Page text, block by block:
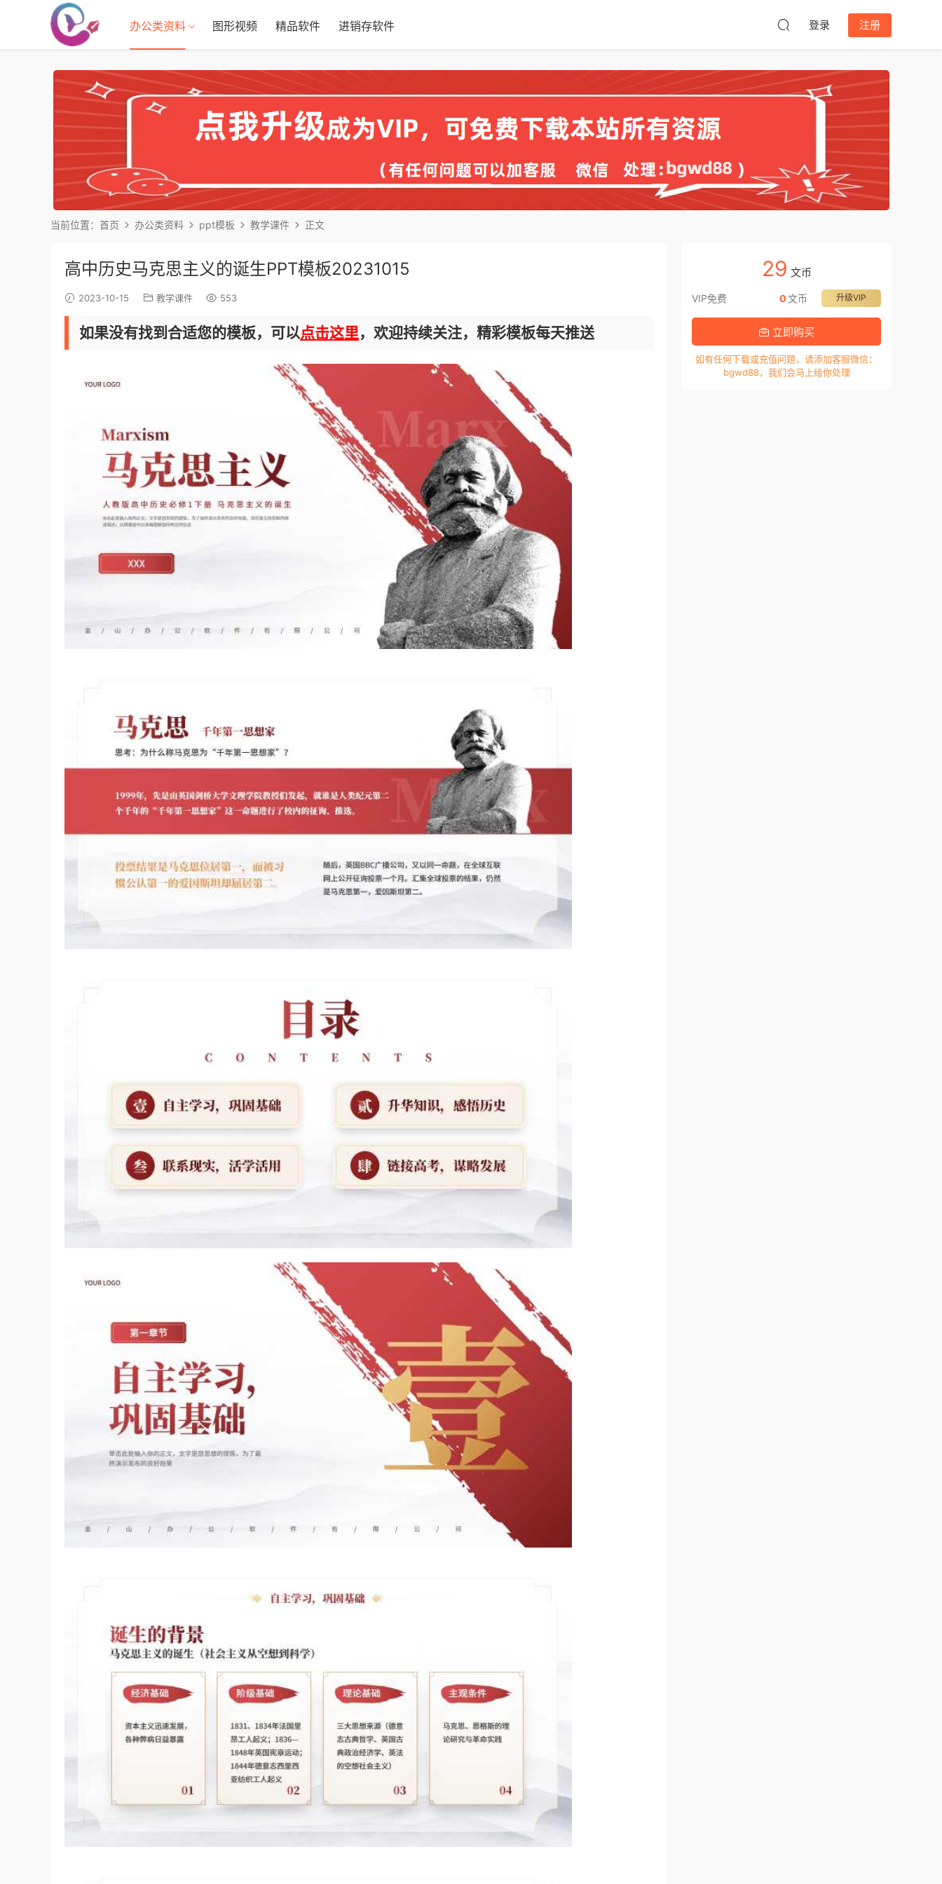
办公类资料 图形视频 精品软件 进销存软件 登录 注册
当前位置： 首页 办公类资料 ppt模板 教学课件 正文
高中历史马克思主义的诞生PPT模板20231015
2023-10-15 教学课件 553
如果没有找到合适您的模板，可以点击这里，欢迎持续关注，精彩模板每天推送
29 文币
VIP免费 升级VIP
0文币
立即购买
如有任何下载或充值问题，请添加客服微信：
bgwd88，我们会马上给你处理